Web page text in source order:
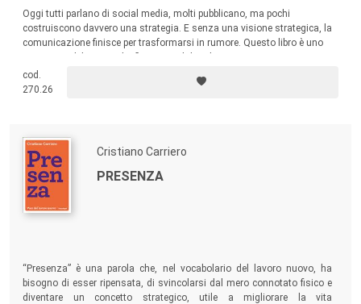
Oggi tutti parlano di social media, molti pubblicano, ma pochi
costruiscono davvero una strategia. E senza una visione strategica, la
comunicazione finisce per trasformarsi in rumore. Questo libro è uno
semplicistico, per professionisti del marketing, social media manager,
consulenti e formatori e per chi vuole utilizzare i social in modo
cod.
270.26
Cristiano Carriero
PRESENZA
“Presenza” è una parola che, nel vocabolario del lavoro nuovo, ha
bisogno di esser ripensata, di svincolarsi dal mero connotato fisico e
diventare un concetto strategico, utile a migliorare la vita